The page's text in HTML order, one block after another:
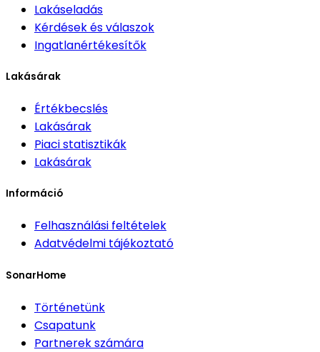
Lakáseladás
Kérdések és válaszok
Ingatlanértékesítők
Lakásárak
Értékbecslés
Lakásárak
Piaci statisztikák
Lakásárak
Információ
Felhasználási feltételek
Adatvédelmi tájékoztató
SonarHome
Történetünk
Csapatunk
Partnerek számára